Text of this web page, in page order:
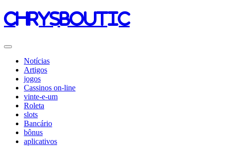
chrysboutic
Notícias
Artigos
jogos
Cassinos on-line
vinte-e-um
Roleta
slots
Bancário
bônus
aplicativos